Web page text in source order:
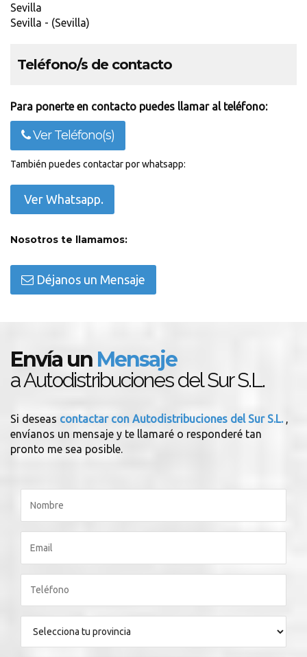
Sevilla
Sevilla - (Sevilla)
Teléfono/s de contacto
Para ponerte en contacto puedes llamar al teléfono:
Ver Teléfono(s)
También puedes contactar por whatsapp:
Ver Whatsapp.
Nosotros te llamamos:
Déjanos un Mensaje
Envía un Mensaje
a Autodistribuciones del Sur S.L.
Si deseas contactar con Autodistribuciones del Sur S.L. ,
envíanos un mensaje y te llamaré o responderé tan
pronto me sea posible.